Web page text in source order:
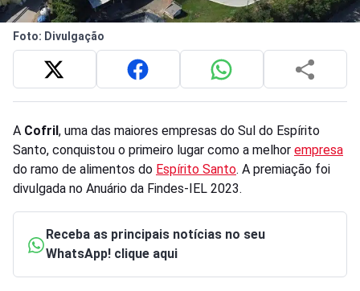
Foto: Divulgação
A Cofril , uma das maiores empresas do Sul do Espírito
Santo, conquistou o primeiro lugar como a melhor empresa
do ramo de alimentos do Espírito Santo. A premiação foi
divulgada no Anuário da Findes-IEL 2023.
Receba as principais notícias no seu
WhatsApp! clique aqui